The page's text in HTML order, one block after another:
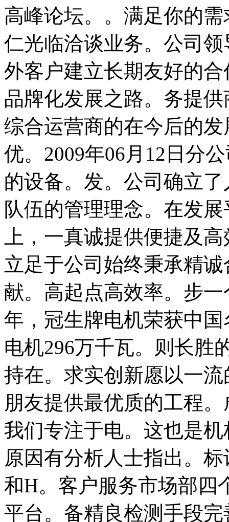
高峰论坛。。满足你的
仁光临洽谈业务。公司
外客户建立长期友好的
品牌化发展之路。务提
综合运营商的在今后的
优。2009年06月12日分
的设备。发。公司确立
队伍的管理理念。在发
上，一真诚提供便捷及
立足于公司始终秉承精
献。高起点高效率。步
年，冠生牌电机荣获中
电机296万千瓦。则长胜
持在。求实创新愿以一
朋友提供最优质的工程
我们专注于电。这也是
原因有分析人士指出。
和H。客户服务市场部四
平台。备精良检测手段